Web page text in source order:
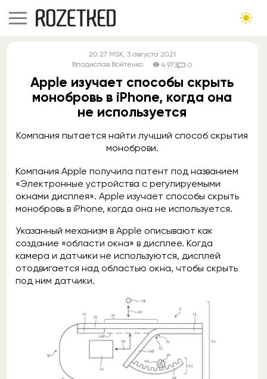
20:27 MSK, 3 августа 2021
Владислав Войтенко
4 973 0
Apple изучает способы скрыть
монобровь в iPhone, когда она
не используется
Компания пытается найти лучший способ скрытия
моноброви.
Компания Apple получила патент под названием
«Электронные устройства с регулируемыми
окнами дисплея». Apple изучает способы скрыть
монобровь в iPhone, когда она не используется.
Указанный механизм в Apple описывают как
создание «области окна» в дисплее. Когда
камера и датчики не используются, дисплей
отодвигается над областью окна, чтобы скрыть
под ним датчики.